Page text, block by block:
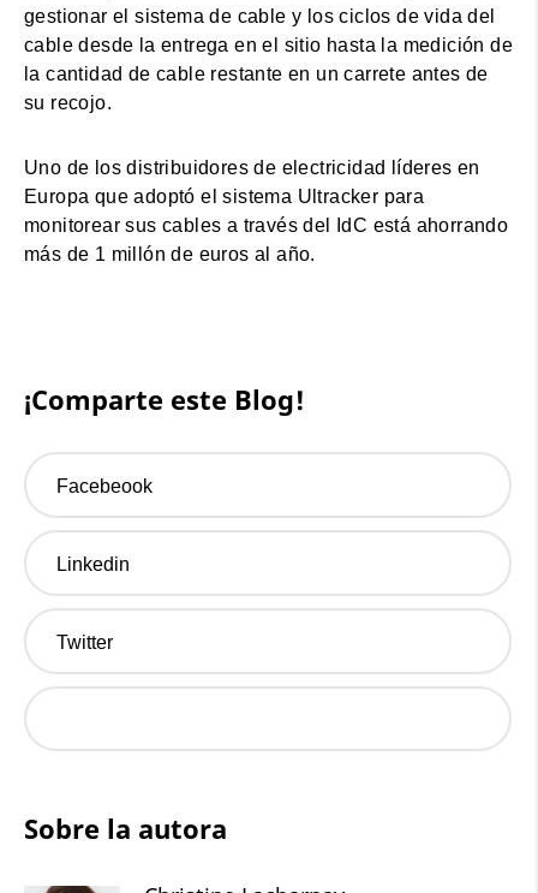
gestionar el sistema de cable y los ciclos de vida del
cable desde la entrega en el sitio hasta la medición de
la cantidad de cable restante en un carrete antes de
su recojo.
Uno de los distribuidores de electricidad líderes en
Europa que adoptó el sistema Ultracker para
monitorear sus cables a través del IdC está ahorrando
más de 1 millón de euros al año.
¡Comparte este Blog!
Facebeook
Linkedin
Twitter
Sobre la autora